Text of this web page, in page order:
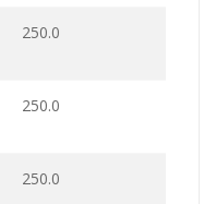
250.0
250.0
250.0